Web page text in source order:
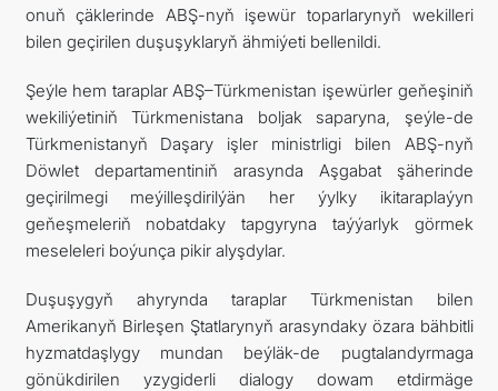
onuň çäklerinde ABŞ-nyň işewür toparlarynyň wekilleri
bilen geçirilen duşuşyklaryň ähmiýeti bellenildi.
Şeýle hem taraplar ABŞ–Türkmenistan işewürler geňeşiniň
wekiliýetiniň Türkmenistana boljak saparyna, şeýle-de
Türkmenistanyň Daşary işler ministrligi bilen ABŞ-nyň
Döwlet departamentiniň arasynda Aşgabat şäherinde
geçirilmegi meýilleşdirilýän her ýylky ikitaraplaýyn
geňeşmeleriň nobatdaky tapgyryna taýýarlyk görmek
meseleleri boýunça pikir alyşdylar.
Duşuşygyň ahyrynda taraplar Türkmenistan bilen
Amerikanyň Birleşen Ştatlarynyň arasyndaky özara bähbitli
hyzmatdaşlygy mundan beýläk-de pugtalandyrmaga
gönükdirilen yzygiderli dialogy dowam etdirmäge